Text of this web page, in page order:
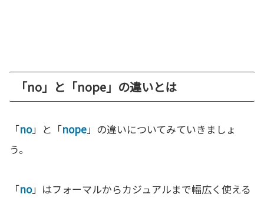
「no」と「nope」の違いとは
「no」と「nope」の違いについてみていきましょ
う。
「no」はフォーマルからカジュアルまで幅広く使える